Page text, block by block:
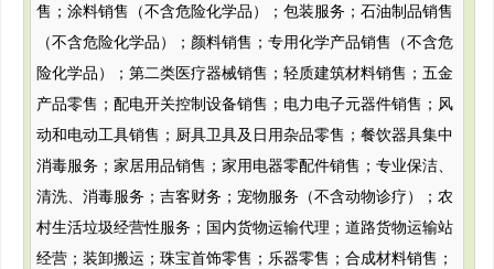
售；涂料销售（不含危险化学品）；包装服务；石油制品销售
（不含危险化学品）；颜料销售；专用化学产品销售（不含危
险化学品）；第二类医疗器械销售；轻质建筑材料销售；五金
产品零售；配电开关控制设备销售；电力电子元器件销售；风
动和电动工具销售；厨具卫具及日用杂品零售；餐饮器具集中
消毒服务；家居用品销售；家用电器零配件销售；专业保洁、
清洗、消毒服务；吉客财务；宠物服务（不含动物诊疗）；农
村生活垃圾经营性服务；国内货物运输代理；道路货物运输站
经营；装卸搬运；珠宝首饰零售；乐器零售；合成材料销售；